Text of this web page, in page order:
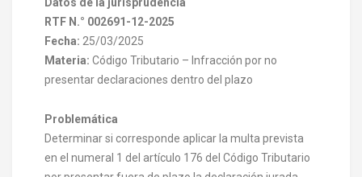
RTF N.° 002691-12-2025
Fecha: 25/03/2025
Materia: Código Tributario – Infracción por no
presentar declaraciones dentro del plazo
Problemática
Determinar si corresponde aplicar la multa prevista
en el numeral 1 del artículo 176 del Código Tributario